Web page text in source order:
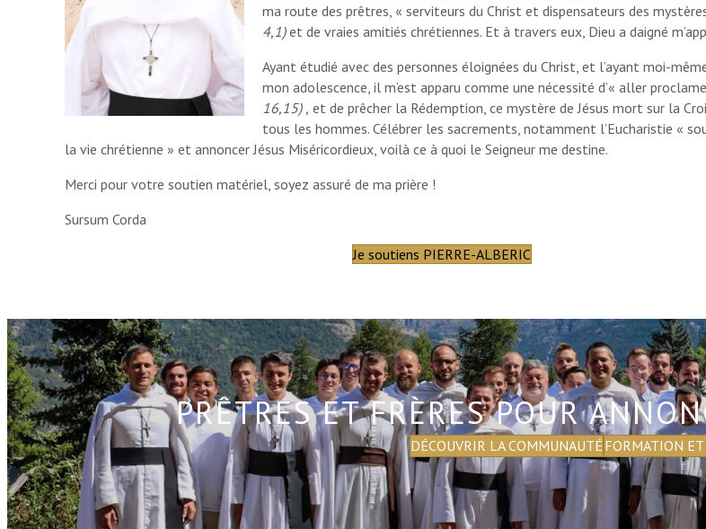
ma route des prêtres, « serviteurs du Christ et dispensateurs des
4,1)et de vraies amitiés chrétiennes. Et à travers eux, Dieu a daigné
Ayant étudié avec des personnes éloignées du Christ, et l’ayant moi-
mon adolescence, il m’est apparu comme une nécessité d’« aller
16,15) , et de prêcher la Rédemption, ce mystère de Jésus mort sur la
tous les hommes. Célébrer les sacrements, notamment l’Eucharistie «
la vie chrétienne » et annoncer Jésus Miséricordieux, voilà ce à quoi le Seigneur me destine.
Merci pour votre soutien matériel, soyez assuré de ma prière !
Sursum Corda
Je soutiens PIERRE-ALBERIC
PRÊTRES ET FRÈRES POUR
DÉCOUVRIR LA COMMUNAUTÉ FORMATION